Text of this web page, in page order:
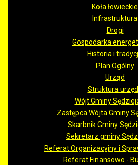
Koła łowieckie
Infrastruktura
Drogi
Gospodarka
Historia i
Plan Ogólny
Urząd
Struktura
Wójt Gminy
Zastępca Wójta Gminy
Skarbnik Gminy
Sekretarz gminy
Referat Organizacyjny i
Referat Finansowo -